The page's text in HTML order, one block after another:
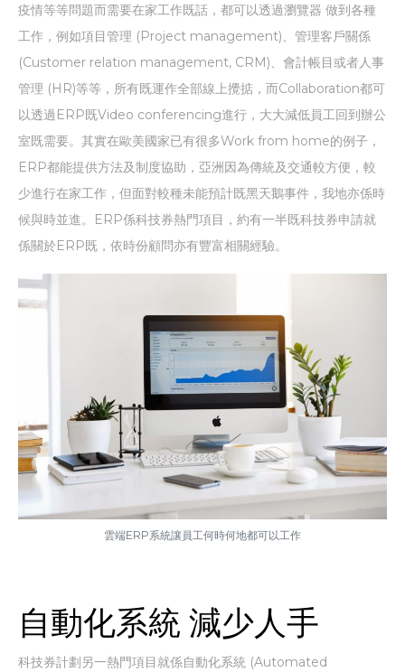
疫情等等問題而需要在家工作既話，都可以透過瀏覽器 做到各種
工作，例如項目管理 (Project management)、管理客戶關係
(Customer relation management, CRM)、會計帳目或者人事
管理 (HR)等等，所有既運作全部線上攪掂，而Collaboration都可
以透過ERP既Video conferencing進行，大大減低員工回到辦公
室既需要。其實在歐美國家已有很多Work from home的例子，
ERP都能提供方法及制度協助，亞洲因為傳統及交通較方便，較
少進行在家工作，但面對較種未能預計既黑天鵝事件，我地亦係時
候與時並進。ERP係科技券熱門項目，約有一半既科技券申請就
係關於ERP既，依時份顧問亦有豐富相關經驗。
雲端ERP系統讓員工何時何地都可以工作
自動化系統 減少人手
科技券計劃另一熱門項目就係自動化系統 (Automated